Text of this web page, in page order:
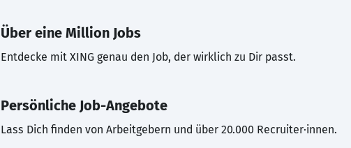
Über eine Million Jobs
Entdecke mit XING genau den Job, der wirklich zu Dir passt.
Persönliche Job-Angebote
Lass Dich finden von Arbeitgebern und über 20.000 Recruiter·innen.